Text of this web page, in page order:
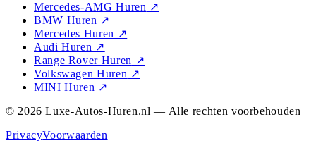
Mercedes-AMG Huren ↗
BMW Huren ↗
Mercedes Huren ↗
Audi Huren ↗
Range Rover Huren ↗
Volkswagen Huren ↗
MINI Huren ↗
© 2026 Luxe-Autos-Huren.nl — Alle rechten voorbehouden
PrivacyVoorwaarden